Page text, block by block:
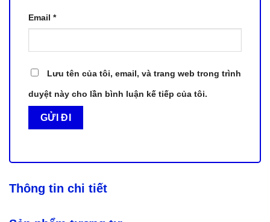
Email *
Lưu tên của tôi, email, và trang web trong trình
duyệt này cho lần bình luận kế tiếp của tôi.
Thông tin chi tiết